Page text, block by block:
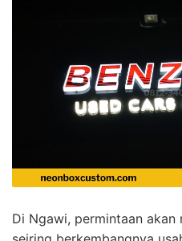
Di Ngawi, permintaan